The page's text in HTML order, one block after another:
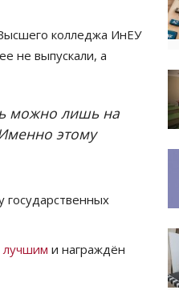
колледжа ИнЕУ
не выпускали, а
можно лишь на
этому
государственных
лучшим и награждён